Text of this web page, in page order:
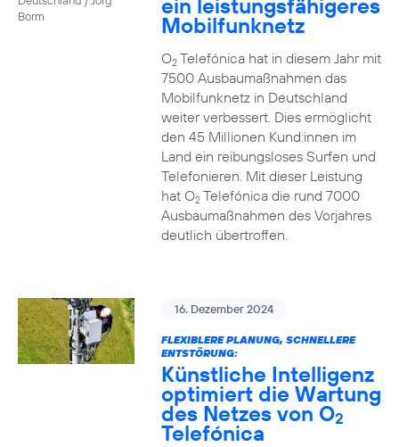
Borm
ein leistungsfähigeres
Mobilfunknetz
O2Telefónica hat in diesem Jahr mit
7500 Ausbaumaßnahmen das
Mobilfunknetz in Deutschland
weiter verbessert. Dies ermöglicht
den 45 Millionen Kund:innen im
Land ein reibungsloses Surfen und
Telefonieren. Mit dieser Leistung
hat O2Telefónica die rund 7000
Ausbaumaßnahmen des Vorjahres
deutlich übertroffen.
16. Dezember 2024
FLEXIBLERE PLANUNG, SCHNELLERE
ENTSTÖRUNG:
Künstliche Intelligenz
optimiert die Wartung
des Netzes von O2
Telefónica